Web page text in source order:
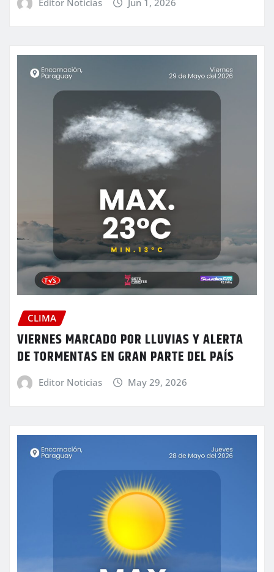
Editor Noticias Jun 1, 2026
CLIMA
VIERNES MARCADO POR LLUVIAS Y ALERTA
DE TORMENTAS EN GRAN PARTE DEL PAÍS
Editor Noticias May 29, 2026